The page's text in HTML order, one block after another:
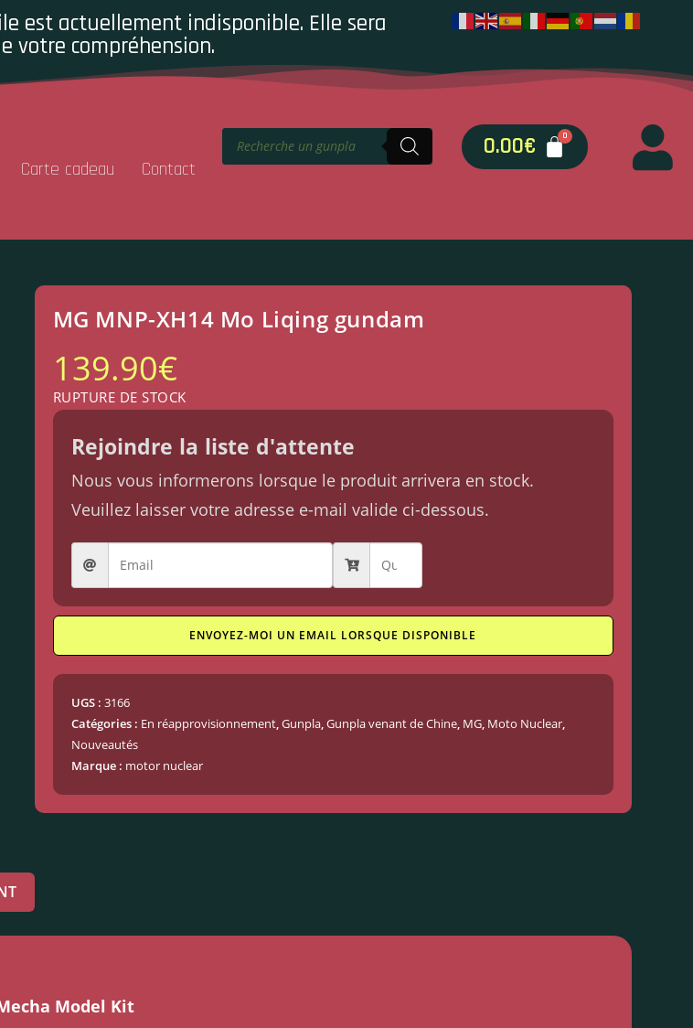
est actuellement indisponible. Elle sera
votre compréhension.
Carte cadeau Contact
0.00€
MG MNP-XH14 Mo Liqing gundam
139.90€
RUPTURE DE STOCK
Rejoindre la liste d'attente
Nous vous informerons lorsque le produit arrivera en stock.
Veuillez laisser votre adresse e-mail valide ci-dessous.
ENVOYEZ-MOI UN EMAIL LORSQUE DISPONIBLE
UGS : 3166
Catégories : En réapprovisionnement, Gunpla, Gunpla venant de Chine, MG, Moto Nuclear,
Nouveautés
Marque : motor nuclear
Model Kit